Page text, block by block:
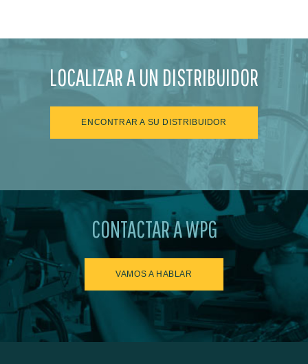
LOCALIZAR A UN DISTRIBUIDOR
ENCONTRAR A SU DISTRIBUIDOR
CONTACTAR A WPG
VAMOS A HABLAR